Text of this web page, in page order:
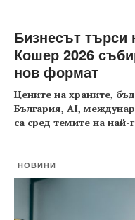
Бизнесът търси
Кошер 2026
нов формат
Цените на храните,
България, AI,
са сред темите на най-
НОВИНИ